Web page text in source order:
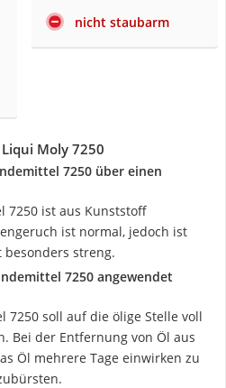
nicht staubarm
Moly 7250
7250 über einen
7250 ist aus Kunststoff
ist normal, jedoch ist
streng.
7250 angewendet
7250 soll auf die ölige Stelle voll
Bei der Entfernung von Öl aus
Öl mehrere Tage einwirken zu